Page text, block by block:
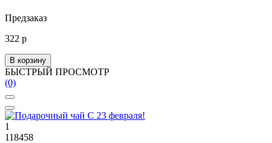
Предзаказ
322 р
В корзину
БЫСТРЫЙ ПРОСМОТР
(0)
1
118458